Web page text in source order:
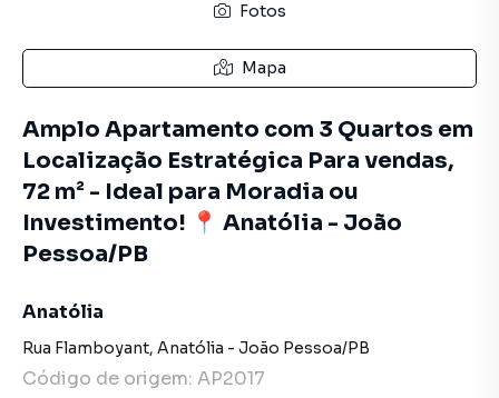
Fotos
Mapa
Amplo Apartamento com 3 Quartos em
Localização Estratégica Para vendas,
72 m² - Ideal para Moradia ou
Investimento! 📍 Anatólia - João
Pessoa/PB
Anatólia
Rua Flamboyant, Anatólia - João Pessoa/PB
Código de origem: AP2017